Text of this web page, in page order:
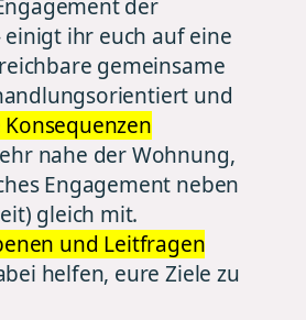
der
ihr euch auf eine
gemeinsame
und
nahe der Wohnung,
Engagement neben
gleich mit.
und Leitfragen
helfen, eure Ziele zu